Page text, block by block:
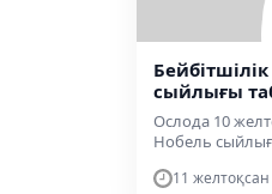
сыйлығы
Ослода 10
Нобель
11